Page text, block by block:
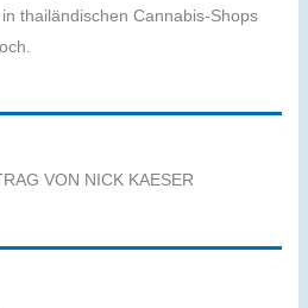
thailändischen Cannabis-Shops
VON NICK KAESER